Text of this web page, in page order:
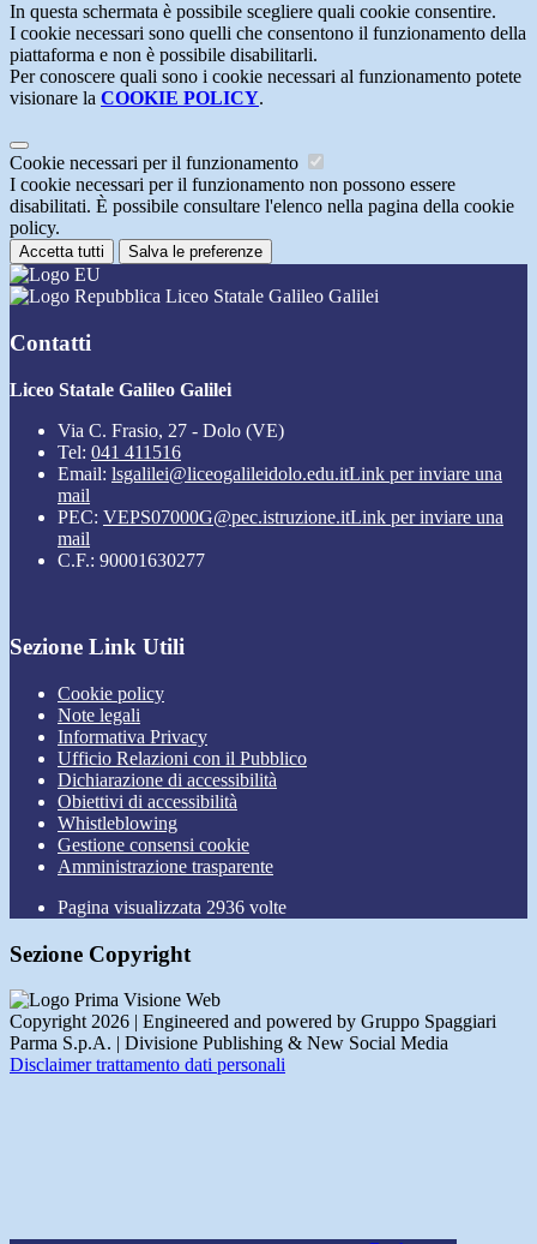
In questa schermata è possibile scegliere quali cookie consentire.
I cookie necessari sono quelli che consentono il funzionamento della
piattaforma e non è possibile disabilitarli.
Per conoscere quali sono i cookie necessari al funzionamento potete
visionare la COOKIE POLICY.
Cookie necessari per il funzionamento
I cookie necessari per il funzionamento non possono essere
disabilitati. È possibile consultare l'elenco nella pagina della cookie
policy.
Accetta tutti Salva le preferenze
Liceo Statale Galileo Galilei
Contatti
Liceo Statale Galileo Galilei
Via C. Frasio, 27 - Dolo (VE)
Tel: 041 411516
Email: lsgalilei@liceogalileidolo.edu.itLink per inviare una
mail
PEC: VEPS07000G@pec.istruzione.itLink per inviare una
mail
C.F.: 90001630277
Sezione Link Utili
Cookie policy
Note legali
Informativa Privacy
Ufficio Relazioni con il Pubblico
Dichiarazione di accessibilità
Obiettivi di accessibilità
Whistleblowing
Gestione consensi cookie
Amministrazione trasparente
Pagina visualizzata 2936 volte
Sezione Copyright
Copyright 2026 | Engineered and powered by Gruppo Spaggiari
Parma S.p.A. | Divisione Publishing & New Social Media
Disclaimer trattamento dati personali